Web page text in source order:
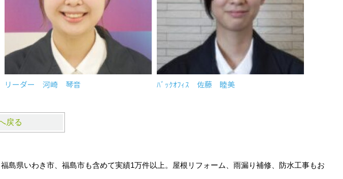
リーダー 河崎 琴音 ﾊﾞｯｸｵﾌｨｽ 佐藤 睦美
戻る
県いわき市、福島市も含めて実績1万件以上。屋根リフォーム、雨漏り補修、防水工事もお